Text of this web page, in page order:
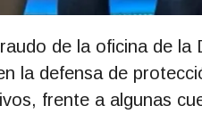
de la oficina de
la defensa de
frente a algunas